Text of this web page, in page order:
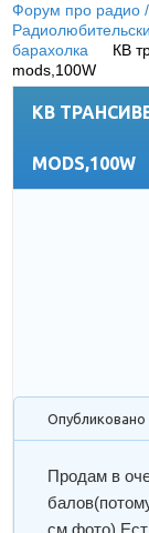
Форум про радио
барахолка
КВ
mods,100W
КВ
MODS,100W
Опубликовано
Продам в